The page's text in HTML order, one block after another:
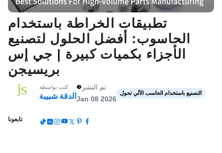
تطبيقات الخراطة باستخدام
الحاسوب: أفضل الحلول لتصنيع
الأجزاء بكميات كبيرة | جي إس
بريسيجن
كتب بواسطة
الدقة شبيبة
تم النشر
Jan 08 2026
التصنيع باستخدام الحاسب الآلي تحول
تابعونا